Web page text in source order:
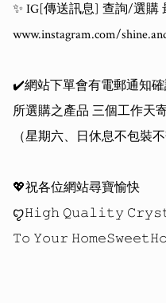
✨ IG[傳送訊息] 查詢/選購
www.instagram.com/
✔️網站下單會有電郵通知
所選購之產品 三個工作天
（星期六、日休息不包裝不
💖祝各位網站尋寶愉快
ꨄ𝙷𝚒𝚐𝚑 𝚀𝚞𝚊𝚕𝚒𝚝𝚢